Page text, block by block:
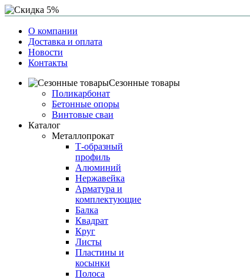
О компании
Доставка и оплата
Новости
Контакты
Сезонные товары
Поликарбонат
Бетонные опоры
Винтовые сваи
Каталог
Металлопрокат
Т-образный
профиль
Алюминий
Нержавейка
Арматура и
комплектующие
Балка
Квадрат
Круг
Листы
Пластины и
косынки
Полоса